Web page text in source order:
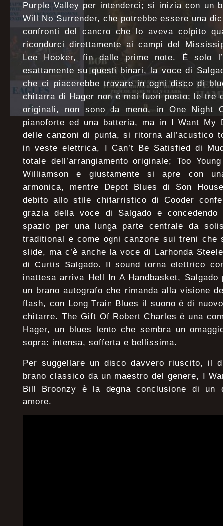
Purple Valley per intenderci; si inizia con un
Will No Surrender, che potrebbe essere una
confronti del cancro che lo aveva colpito
ricondurci direttamente ai campi del
Lee Hooker, fin dalle prime note. È solo
esattamente su questi binari, la voce di
che ci piacerebbe trovare in ogni disco di
chitarra di Hager non è mai fuori posto; le tre
originali, non sono da meno, in One Night
pianoforte ed una batteria, ma in I Want My
delle canzoni di punta, si ritorna all’acustico
in veste elettrica, I Can’t Be Satisfied di
totale dell’arrangiamento originale; Too
Williamson e giustamente si apre con
armonica, mentre Depot Blues di Son
debito allo stile chitarristico di Cooder
grazia della voce di Salgado e concedendo
spazio per una lunga parte centrale da
traditional e come ogni canzone sui treni
slide, ma c’è anche la voce di Larhonda
di Curtis Salgado. Il sound torna elettrico
inattesa arriva Hell In A Handbasket,
un brano autografo che rimanda alla visione
flash, con Long Train Blues il suono è di
chitarre. The Gift Of Robert Charles è una
Hager, un blues lento che sembra un
sopra: intensa, sofferta e bellissima.
Per suggellare un disco davvero riuscito, il
brano classico da un maestro del genere, I
Bill Broonzy è la degna conclusione di un
amore.